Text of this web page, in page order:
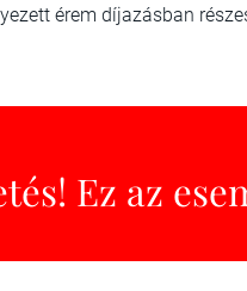
érem díjazásban
Ez az